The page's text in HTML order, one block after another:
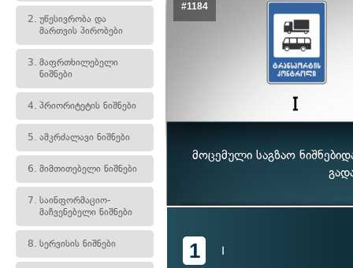
2. უწესივრობა და
მართვის პირობები
3. მაფრთხილებელი
ნიშნები
4. პრიორიტეტის ნიშნები
5. ამკრძალავი ნიშნები
6. მიმთითებელი ნიშნები
7. საინფორმაციო-
მაჩვენებელი ნიშნები
8. სერვისის ნიშნები
#1184
მოცემული საგზაო
1 I